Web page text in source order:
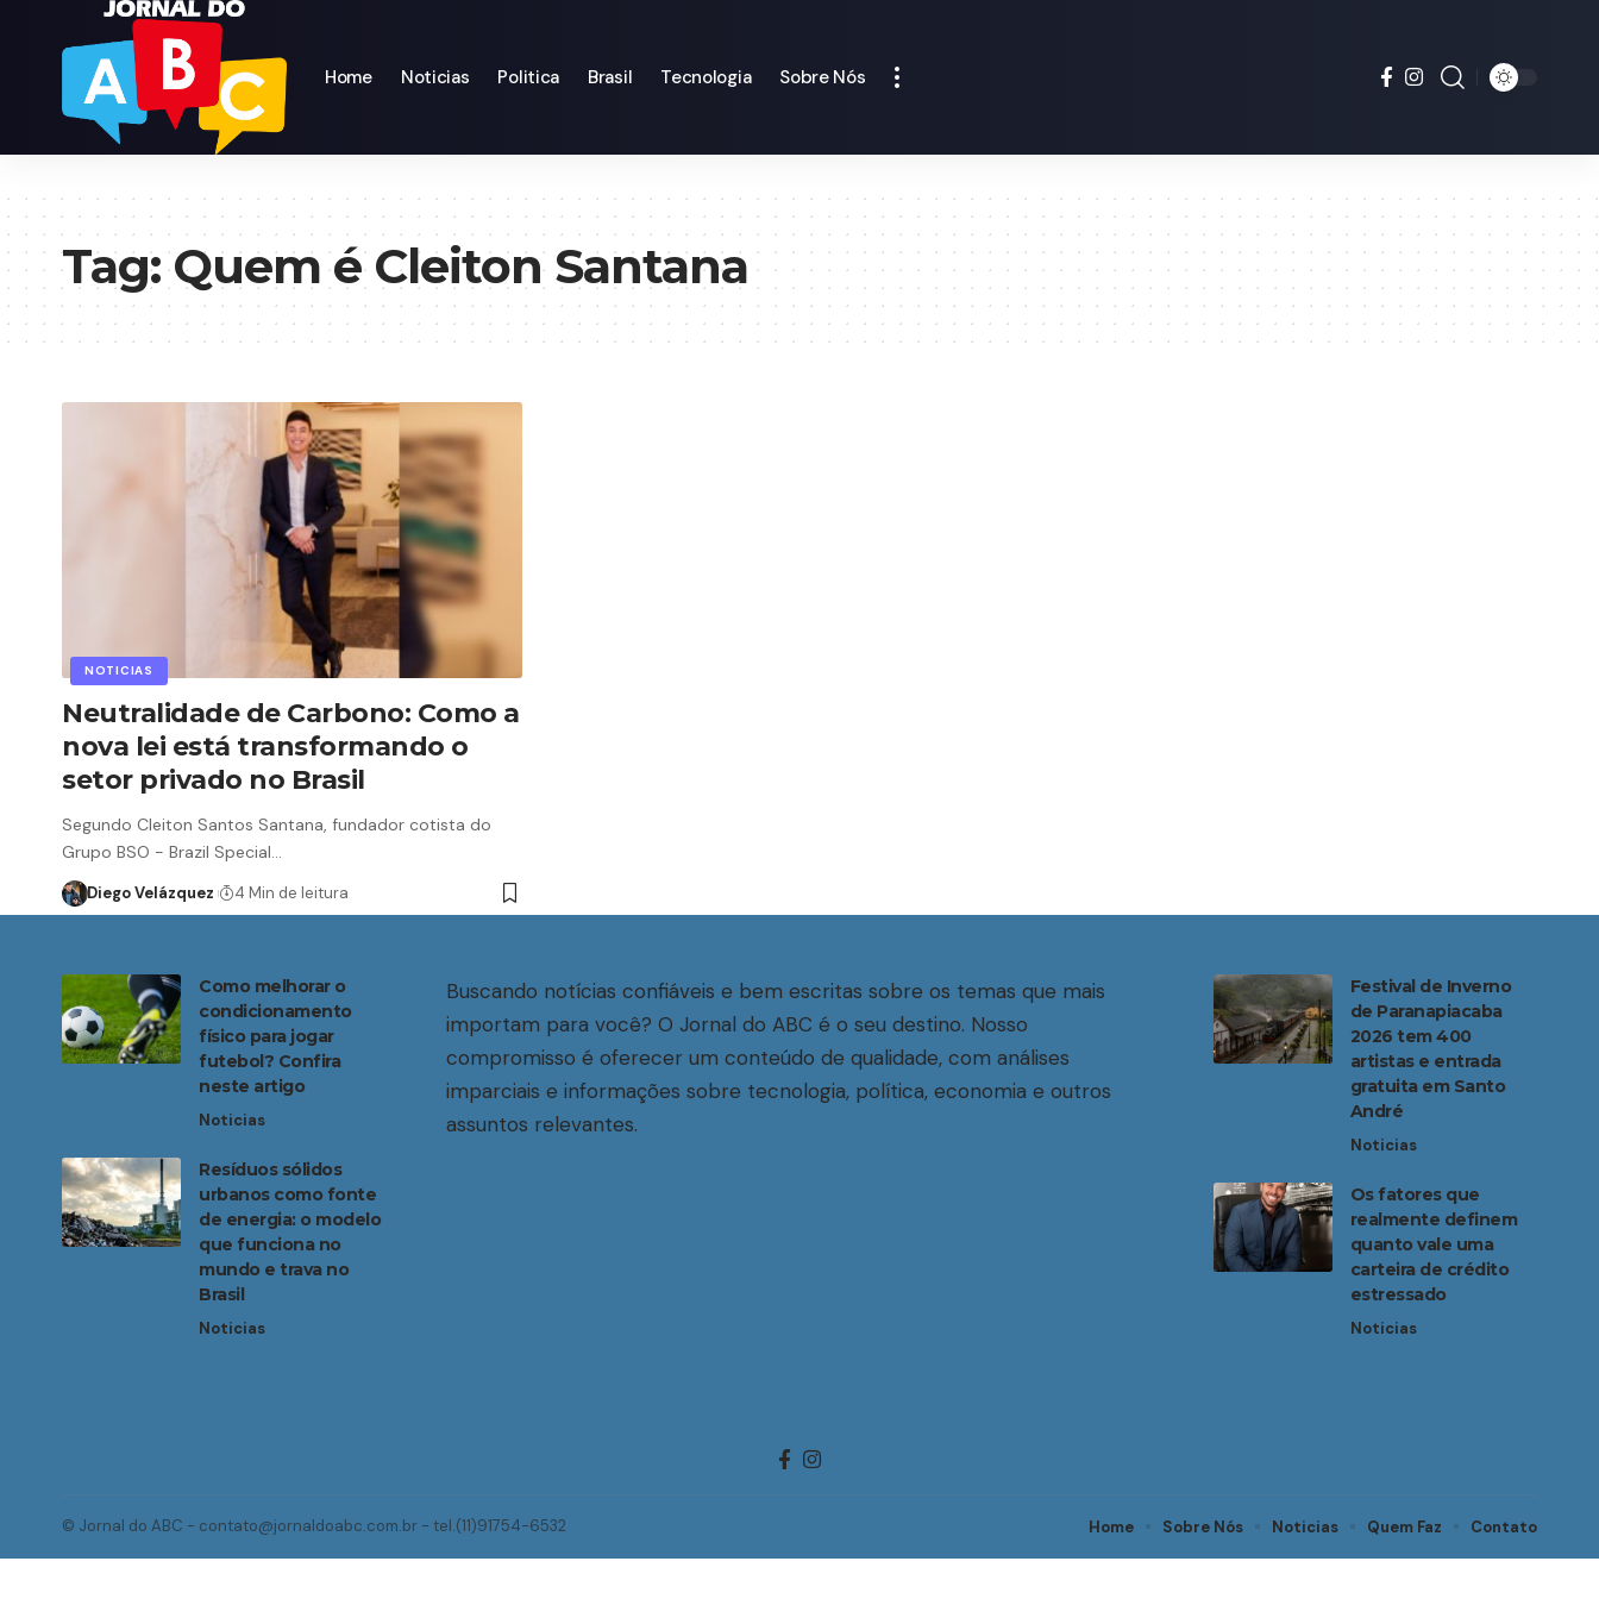
Home Noticias Politica Brasil Tecnologia Sobre Nós
Tag:Quem é Cleiton Santana
NOTICIAS
Neutralidade de Carbono: Como a
nova lei está transformando o
setor privado no Brasil
Segundo Cleiton Santos Santana, fundador cotista do
Grupo BSO - Brazil Special…
Diego Velázquez 4 Min de leitura
Como melhorar o
condicionamento
físico para jogar
futebol? Confira
neste artigo
Noticias
Resíduos sólidos
urbanos como fonte
de energia: o modelo
que funciona no
mundo e trava no
Brasil
Noticias
Buscando notícias confiáveis e bem escritas sobre os temas que mais
importam para você? O Jornal do ABC é o seu destino. Nosso
compromisso é oferecer um conteúdo de qualidade, com análises
imparciais e informações sobre tecnologia, política, economia e outros
assuntos relevantes.
Festival de Inverno
de Paranapiacaba
2026 tem 400
artistas e entrada
gratuita em Santo
André
Noticias
Os fatores que
realmente definem
quanto vale uma
carteira de crédito
estressado
Noticias
© Jornal do ABC - contato@jornaldoabc.com.br - tel.(11)91754-6532 Home Sobre Nós Noticias Quem Faz Contato